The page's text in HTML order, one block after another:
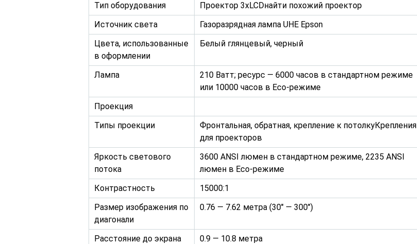
Тип оборудования
Проектор 3xLCDнайти похожий проектор
Источник света
Газоразрядная лампа UHE Epson
Цвета, использованные
в оформлении
Белый глянцевый, черный
Лампа
210 Ватт; ресурс — 6000 часов в стандартном режиме
или 10000 часов в Eco-режиме
Проекция
Типы проекции
Фронтальная, обратная, крепление к потолкуКрепления
для проекторов
Яркость светового
потока
3600 ANSI люмен в стандартном режиме, 2235 ANSI
люмен в Eco-режиме
Контрастность
15000:1
Размер изображения по
диагонали
0.76 — 7.62 метра (30″ — 300″)
Расстояние до экрана
0.9 — 10.8 метра